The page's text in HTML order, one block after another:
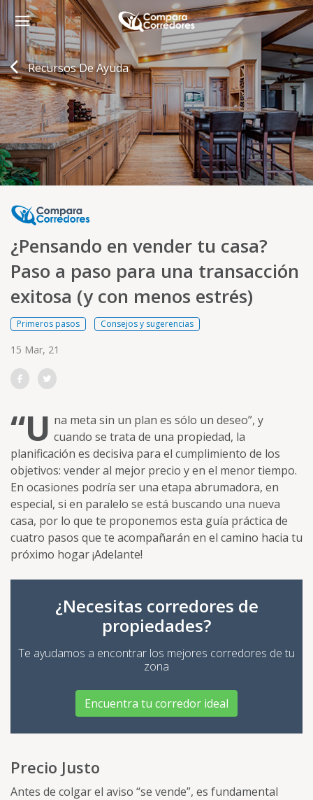
Recursos De Ayuda
¿Pensando en vender tu casa?
Paso a paso para una transacción
exitosa (y con menos estrés)
Primeros pasos Consejos y sugerencias
Posted on
15 Mar, 21
“U na meta sin un plan es sólo un deseo”, y
cuando se trata de una propiedad, la
planificación es decisiva para el cumplimiento de los
objetivos: vender al mejor precio y en el menor tiempo.
En ocasiones podría ser una etapa abrumadora, en
especial, si en paralelo se está buscando una nueva
casa, por lo que te proponemos esta guía práctica de
cuatro pasos que te acompañarán en el camino hacia tu
próximo hogar ¡Adelante!
¿Necesitas corredores de
propiedades?
Te ayudamos a encontrar los mejores corredores de tu
zona
Encuentra tu corredor ideal
Precio Justo
Antes de colgar el aviso “se vende”, es fundamental